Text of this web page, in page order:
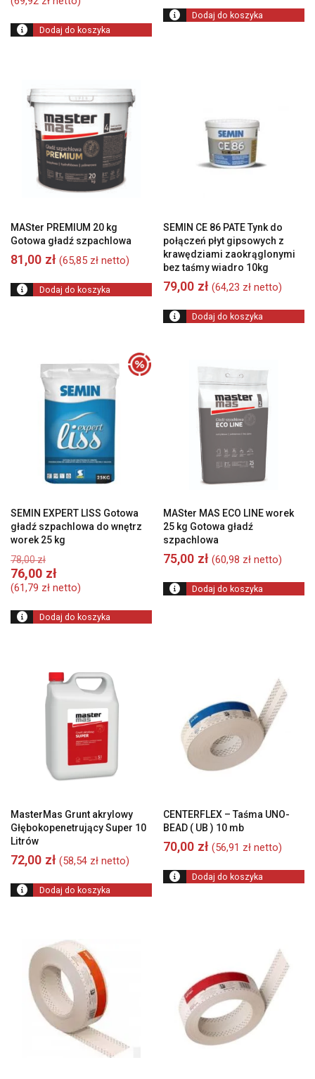
94,00 zł.
wynosi:
86,00 zł.
Dodaj do koszyka
Dodaj do koszyka
MASter PREMIUM 20 kg
Gotowa gładź szpachlowa
81,00 zł (65,85 zł netto)
Dodaj do koszyka
SEMIN CE 86 PATE Tynk do
połączeń płyt gipsowych z
krawędziami zaokrąglonymi
bez taśmy wiadro 10kg
79,00 zł (64,23 zł netto)
Dodaj do koszyka
SEMIN EXPERT LISS Gotowa
gładź szpachlowa do wnętrz
worek 25 kg
78,00złPierwotna
cena
wynosiła:
78,00 zł.
76,00 zł
cena
wynosi:
76,00 zł.
(61,79 zł netto)
Dodaj do koszyka
MASter MAS ECO LINE worek
25 kg Gotowa gładź
szpachlowa
75,00 zł (60,98 zł netto)
Dodaj do koszyka
MasterMas Grunt akrylowy
Głębokopenetrujący Super 10
Litrów
72,00 zł (58,54 zł netto)
Dodaj do koszyka
CENTERFLEX – Taśma UNO-
BEAD ( UB ) 10 mb
70,00 zł (56,91 zł netto)
Dodaj do koszyka